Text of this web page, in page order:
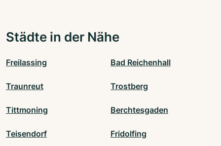
Städte in der Nähe
Freilassing Bad Reichenhall
Traunreut Trostberg
Tittmoning Berchtesgaden
Teisendorf Fridolfing